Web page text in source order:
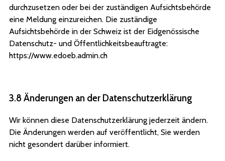
durchzusetzen oder bei der zuständigen Aufsichtsbehörde
eine Meldung einzureichen. Die zuständige
Aufsichtsbehörde in der Schweiz ist der Eidgenössische
Datenschutz- und Öffentlichkeitsbeauftragte:
https://www.edoeb.admin.ch
3.8 Änderungen an der Datenschutzerklärung
Wir können diese Datenschutzerklärung jederzeit ändern.
Die Änderungen werden auf veröffentlicht, Sie werden
nicht gesondert darüber informiert.